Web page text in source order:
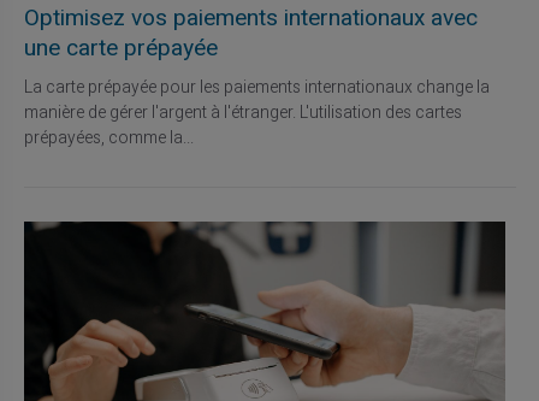
Optimisez vos paiements internationaux avec
une carte prépayée
La carte prépayée pour les paiements internationaux change la
manière de gérer l'argent à l'étranger. L'utilisation des cartes
prépayées, comme la...